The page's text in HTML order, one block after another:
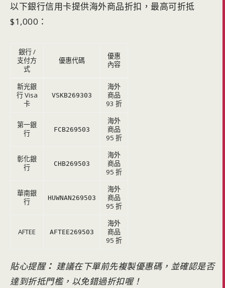
以下銀行信用卡提供海外商品折扣，最高可折抵
$1,000：
銀行 /
支付方
式
優惠代碼
優惠
內容
新光銀
行 Visa
卡
VSKB269303
海外
商品
93 折
第一銀
行
FCB269503
海外
商品
95 折
彰化銀
行
CHB269503
海外
商品
95 折
華南銀
行
HUWNAN269503
海外
商品
95 折
AFTEE AFTEE269503
海外
商品
95 折
貼心提醒： 建議在下單前先複製優惠碼，並確認是否
達到折抵門檻，以免錯過折扣喔！